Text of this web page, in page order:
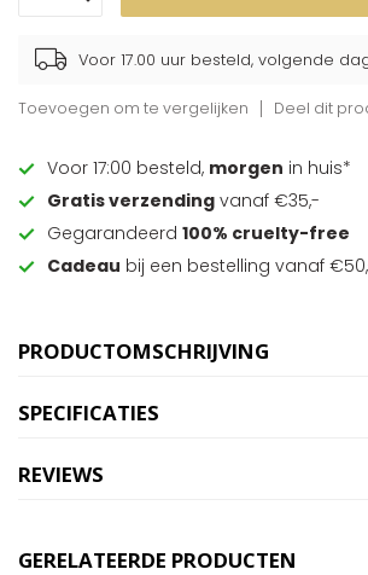
Voor 17.00 uur besteld, volgende
Toevoegen om te vergelijken Deel dit
Voor 17:00 besteld, morgen in huis*
Gratis verzending vanaf €35,-
Gegarandeerd 100% cruelty-free
Cadeau bij een bestelling vanaf
PRODUCTOMSCHRIJVING
SPECIFICATIES
REVIEWS
GERELATEERDE PRODUCTEN